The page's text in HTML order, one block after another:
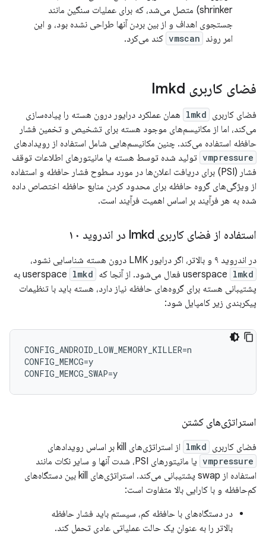
shrinker) متصل می‌شد، که برای عملیات سنگین مانند
جستجوی اهداف و از بین بردن آنها طراحی نشده بود، و این
امر روند vmscan کند می‌کرد.
فضای کاربری lmkd
فضای کاربری lmkd همان عملکرد درایور درون هسته را پیاده‌سازی
می‌کند، اما از مکانیسم‌های موجود هسته برای تشخیص و تخمین فشار
حافظه استفاده می‌کند. چنین مکانیسم‌هایی شامل استفاده از رویدادهای
vmpressure تولید شده توسط هسته یا مانیتورهای اطلاعات توقف
فشار (PSI) برای دریافت اعلان‌ها در مورد سطوح فشار حافظه و استفاده
از ویژگی‌های گروه حافظه برای محدود کردن منابع حافظه اختصاص داده
شده به هر فرآیند بر اساس اهمیت فرآیند است.
استفاده از فضای کاربری lmkd در اندروید ۱۰
در اندروید ۹ و بالاتر، اگر درایور LMK درون هسته شناسایی نشود،
userspace lmkd فعال می‌شود. از آنجا که userspace lmkd
به
پشتیبانی هسته برای گروه‌های حافظه نیاز دارد، هسته باید با تنظیمات
پیکربندی زیر کامپایل شود:
CONFIG_ANDROID_LOW_MEMORY_KILLER=n
CONFIG_MEMCG=y
استراتژی‌های کشتن
فضای کاربری lmkd از استراتژی‌های kill بر اساس رویدادهای
vmpressure
یا مانیتورهای PSI، شدت آنها و سایر نکات مانند
استفاده از swap پشتیبانی می‌کند. استراتژی‌های kill بین دستگاه‌های
کم‌حافظه و با کارایی بالا متفاوت است:
در دستگاه‌های با حافظه کم، سیستم باید فشار حافظه
بالاتر را به عنوان یک حالت عملیاتی عادی تحمل کند.